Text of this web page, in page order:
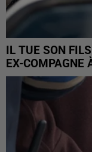
IL TUE SON
EX-COMPAGNE